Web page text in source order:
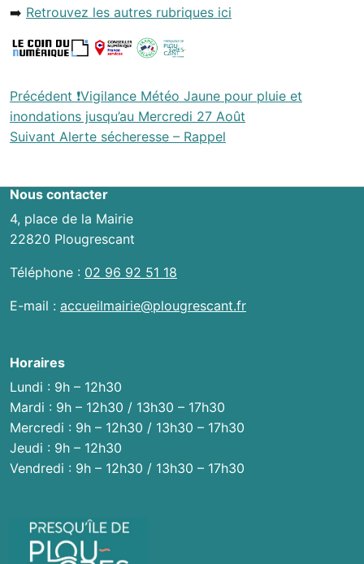
➡️ Retrouvez les autres rubriques ici
Navigation
entre
les
Précédent ❗Vigilance Météo Jaune pour pluie et
inondations jusqu’au Mercredi 27 Août
Suivant Alerte sécheresse – Rappel
Nous contacter
4, place de la Mairie
22820 Plougrescant
Téléphone : 02 96 92 51 18
E-mail : accueilmairie@plougrescant.fr
Horaires
Lundi : 9h – 12h30
Mardi : 9h – 12h30 / 13h30 – 17h30
Mercredi : 9h – 12h30 / 13h30 – 17h30
Jeudi : 9h – 12h30
Vendredi : 9h – 12h30 / 13h30 – 17h30